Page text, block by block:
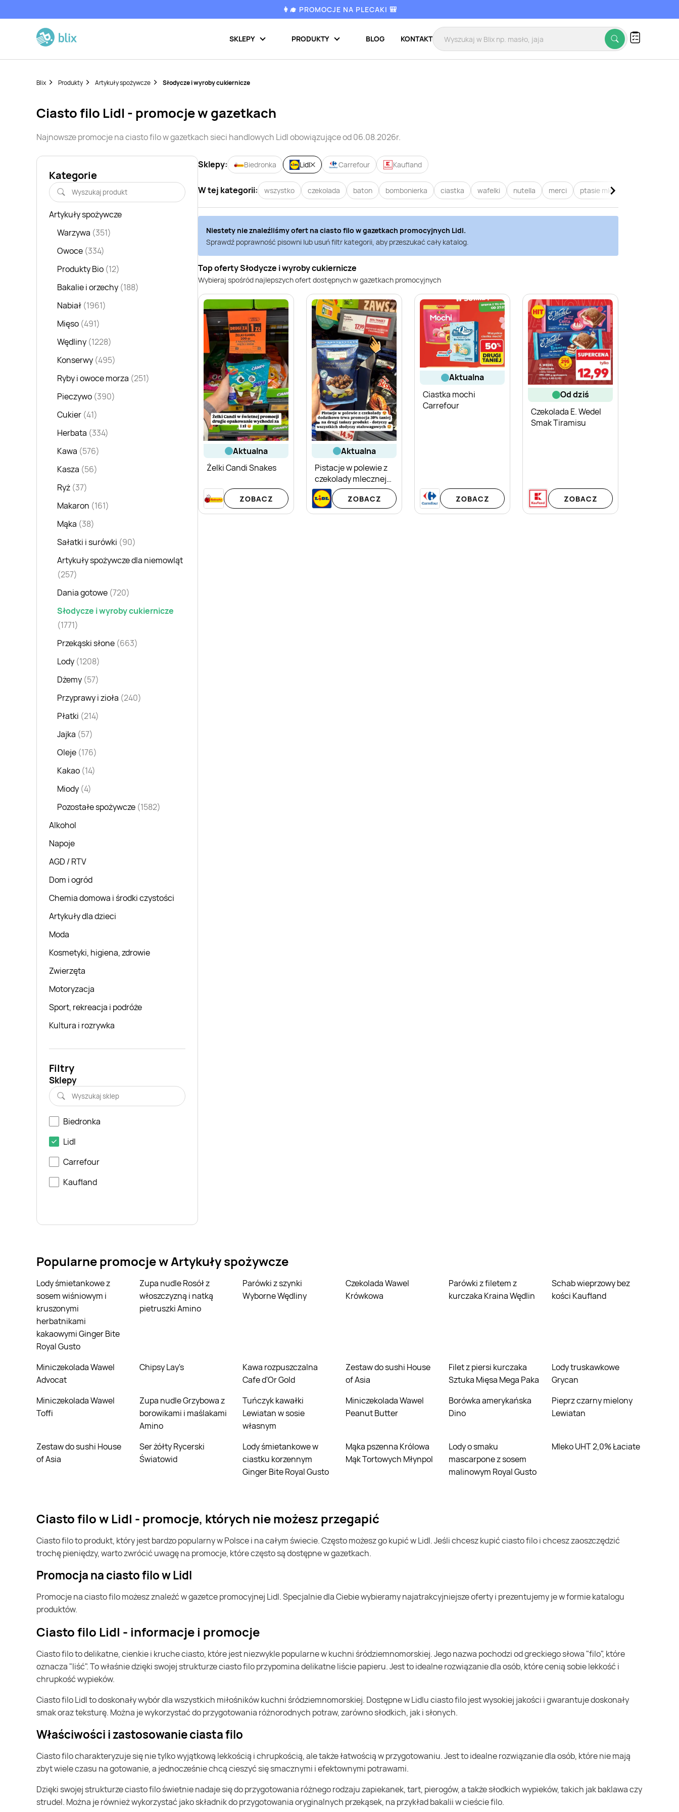
👩‍🎓 PROMOCJE NA PLECAKI 🎒
SKLEPY PRODUKTY BLOG KONTAKT
Blix Produkty Artykuły spożywcze Słodycze i wyroby cukiernicze
ciasto filo Lidl - promocje w gazetkach
Najnowsze promocje naciasto filow gazetkach sieci handlowych Lidlobowiązujące od 06.08.2026r.
Kategorie
Artykuły spożywcze
Warzywa (351)
Owoce (334)
Produkty Bio (12)
Bakalie i orzechy (188)
Nabiał (1961)
Mięso (491)
Wędliny (1228)
Konserwy (495)
Ryby i owoce morza (251)
Pieczywo (390)
Cukier (41)
Herbata (334)
Kawa (576)
Kasza (56)
Ryż (37)
Makaron (161)
Mąka (38)
Sałatki i surówki (90)
Artykuły spożywcze dla niemowląt
(257)
Dania gotowe (720)
Słodycze i wyroby cukiernicze
(1771)
Przekąski słone (663)
Lody (1208)
Dżemy (57)
Przyprawy i zioła (240)
Płatki (214)
Jajka (57)
Oleje (176)
Kakao (14)
Miody (4)
Pozostałe spożywcze (1582)
Alkohol
Napoje
AGD / RTV
Dom i ogród
Chemia domowa i środki czystości
Artykuły dla dzieci
Moda
Kosmetyki, higiena, zdrowie
Zwierzęta
Motoryzacja
Sport, rekreacja i podróże
Kultura i rozrywka
Filtry
Sklepy
Biedronka
Lidl
Carrefour
Kaufland
Sklepy: Biedronka Lidl Carrefour Kaufland
W tej kategorii: wszystko czekolada baton bombonierka ciastka wafelki nutella merci ptasie mleczko
Niestety nie znaleźliśmy ofert naciasto filo w gazetkach promocyjnych Lidl.
Sprawdź poprawność pisowni lub usuń filtr kategorii, aby przeszukać cały katalog.
Top oferty Słodycze i wyroby cukiernicze
Wybieraj spośród najlepszych ofert dostępnych w gazetkach promocyjnych
aktualna
Żelki Candi Snakes
ZOBACZ
aktualna
Pistacje w polewie z
czekolady mlecznej
Italiamo
ZOBACZ
aktualna
Ciastka mochi
Carrefour
ZOBACZ
od dziś
Czekolada E. Wedel
Smak Tiramisu
ZOBACZ
Popularne promocje w Artykuły spożywcze
Lody śmietankowe z
sosem wiśniowym i
kruszonymi
herbatnikami
kakaowymi Ginger Bite
Royal Gusto
Zupa nudle Rosół z
włoszczyzną i natką
pietruszki Amino
Parówki z szynki
Wyborne Wędliny
Czekolada Wawel
Krówkowa
Parówki z filetem z
kurczaka Kraina Wędlin
Schab wieprzowy bez
kości Kaufland
Miniczekolada Wawel
Advocat
Chipsy Lay's
Kawa rozpuszczalna
Cafe d'Or Gold
Zestaw do sushi House
of Asia
Filet z piersi kurczaka
Sztuka Mięsa Mega Paka
Lody truskawkowe
Grycan
Miniczekolada Wawel
Toffi
Zupa nudle Grzybowa z
borowikami i maślakami
Amino
Tuńczyk kawałki
Lewiatan w sosie
własnym
Miniczekolada Wawel
Peanut Butter
Borówka amerykańska
Dino
Pieprz czarny mielony
Lewiatan
Zestaw do sushi House
of Asia
Ser żółty Rycerski
Światowid
Lody śmietankowe w
ciastku korzennym
Ginger Bite Royal Gusto
Mąka pszenna Królowa
Mąk Tortowych Młynpol
Lody o smaku
mascarpone z sosem
malinowym Royal Gusto
Mleko UHT 2,0% Łaciate
ciasto filo w Lidl - promocje, których nie możesz przegapić
ciasto filo to produkt, który jest bardzo popularny w Polsce i na całym świecie. Często możesz go kupić w Lidl. Jeśli chcesz kupić ciasto filo i chcesz zaoszczędzić
trochę pieniędzy, warto zwrócić uwagę na promocje, które często są dostępne w gazetkach.
Promocja na ciasto filo w Lidl
Promocje na ciasto filo możesz znaleźć w gazetce promocyjnej Lidl. Specjalnie dla Ciebie wybieramy najatrakcyjniejsze oferty i prezentujemy je w formie katalogu
produktów.
Ciasto filo Lidl - informacje i promocje
Ciasto filo to delikatne, cienkie i kruche ciasto, które jest niezwykle popularne w kuchni śródziemnomorskiej. Jego nazwa pochodzi od greckiego słowa "filo", które
oznacza "liść". To właśnie dzięki swojej strukturze ciasto filo przypomina delikatne liście papieru. Jest to idealne rozwiązanie dla osób, które cenią sobie lekkość i
chrupkość wypieków.
Ciasto filo Lidl to doskonały wybór dla wszystkich miłośników kuchni śródziemnomorskiej. Dostępne w Lidlu ciasto filo jest wysokiej jakości i gwarantuje doskonały
smak oraz teksturę. Można je wykorzystać do przygotowania różnorodnych potraw, zarówno słodkich, jak i słonych.
Właściwości i zastosowanie ciasta filo
Ciasto filo charakteryzuje się nie tylko wyjątkową lekkością i chrupkością, ale także łatwością w przygotowaniu. Jest to idealne rozwiązanie dla osób, które nie mają
zbyt wiele czasu na gotowanie, a jednocześnie chcą cieszyć się smacznymi i efektownymi potrawami.
Dzięki swojej strukturze ciasto filo świetnie nadaje się do przygotowania różnego rodzaju zapiekanek, tart, pierogów, a także słodkich wypieków, takich jak baklawa czy
strudel. Można je również wykorzystać jako składnik do przygotowania oryginalnych przekąsek, na przykład bakalii w cieście filo.